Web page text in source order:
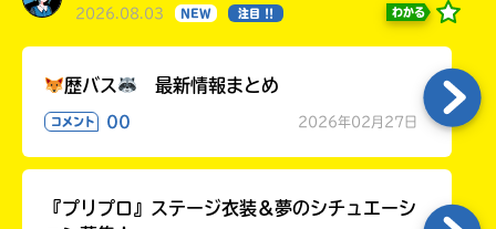
2026.08.03 NEW 注目 !! わかる
歴バス 最新情報まとめ
コメント 00 2026年02月27日
『プリプロ』ステージ衣装＆夢のシチュエーシ